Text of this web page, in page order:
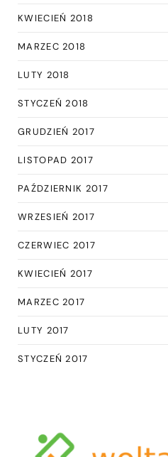
KWIECIEŃ 2018
MARZEC 2018
LUTY 2018
STYCZEŃ 2018
GRUDZIEŃ 2017
LISTOPAD 2017
PAŹDZIERNIK 2017
WRZESIEŃ 2017
CZERWIEC 2017
KWIECIEŃ 2017
MARZEC 2017
LUTY 2017
STYCZEŃ 2017